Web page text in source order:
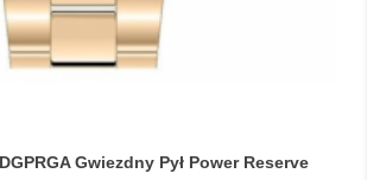
Gwiezdny Pył Power Reserve